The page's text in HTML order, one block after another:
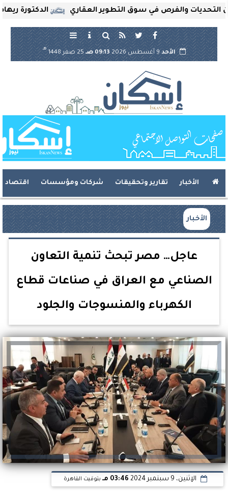
الدكتورة ريهام والفرص في سوق التطوير العقاري
الأحد9 أغسطس 2026 09:13 صـ 25 صفر 1448
هـ
الأخبار تقارير وتحقيقات شركات ومؤسسات اقتصاد
الأخبار
عاجل… مصر تبحث تنمية التعاون
الصناعي مع العراق في صناعات قطاع
الكهرباء والمنسوجات والجلود
الإثنين، 9 سبتمبر 2024 03:46 مـ بتوقيت القاهرة